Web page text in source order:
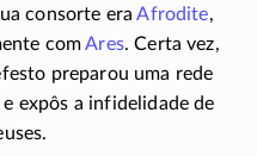
consorte eraAfrodite,
comAres. Certa vez,
preparou uma rede
expôs a infidelidade de